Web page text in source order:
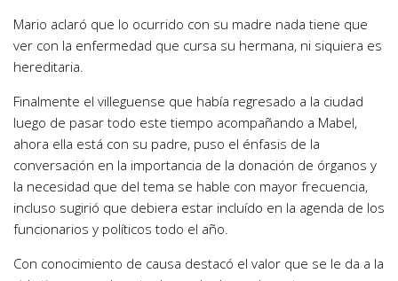
Mario aclaró que lo ocurrido con su madre nada tiene que
ver con la enfermedad que cursa su hermana, ni siquiera es
hereditaria.
Finalmente el villeguense que había regresado a la ciudad
luego de pasar todo este tiempo acompañando a Mabel,
ahora ella está con su padre, puso el énfasis de la
conversación en la importancia de la donación de órganos y
la necesidad que del tema se hable con mayor frecuencia,
incluso sugirió que debiera estar incluído en la agenda de los
funcionarios y políticos todo el año.
Con conocimiento de causa destacó el valor que se le da a la